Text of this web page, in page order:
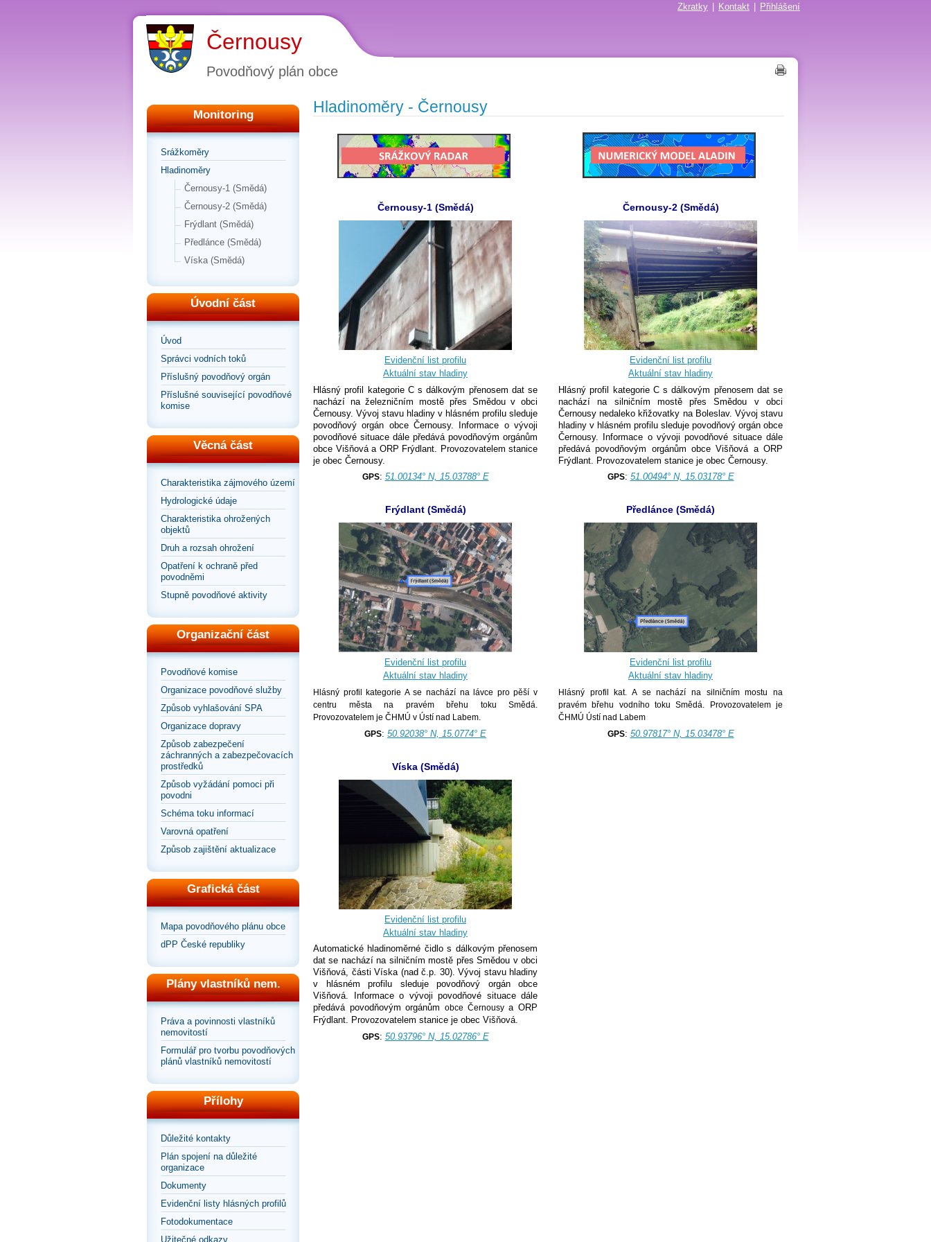
Zkratky Kontakt Přihlášení
Černousy
Povodňový plán obce
Monitoring
Srážkoměry
Hladinoměry
Černousy-1 (Smědá)
Černousy-2 (Smědá)
Frýdlant (Smědá)
Předlánce (Smědá)
Víska (Smědá)
Úvodní část
Úvod
Správci vodních toků
Příslušný povodňový orgán
Příslušné související povodňové
komise
Věcná část
Charakteristika zájmového území
Hydrologické údaje
Charakteristika ohrožených
objektů
Druh a rozsah ohrožení
Opatření k ochraně před
povodněmi
Stupně povodňové aktivity
Organizační část
Povodňové komise
Organizace povodňové služby
Způsob vyhlašování SPA
Organizace dopravy
Způsob zabezpečení
záchranných a zabezpečovacích
prostředků
Způsob vyžádání pomoci při
povodni
Schéma toku informací
Varovná opatření
Způsob zajištění aktualizace
Grafická část
Mapa povodňového plánu obce
dPP České republiky
Plány vlastníků nem.
Práva a povinnosti vlastníků
nemovitostí
Formulář pro tvorbu povodňových
plánů vlastníků nemovitostí
Přílohy
Důležité kontakty
Plán spojení na důležité
organizace
Dokumenty
Evidenční listy hlásných profilů
Fotodokumentace
Užitečné odkazy
Hladinoměry - Černousy
Černousy-1 (Smědá)
Evidenční list profilu
Aktuální stav hladiny
Hlásný profil kategorie C s dálkovým přenosem dat se
nachází na železničním mostě přes Smědou v obci
Černousy. Vývoj stavu hladiny v hlásném profilu sleduje
povodňový orgán obce Černousy. Informace o vývoji
povodňové situace dále předává povodňovým orgánům
obce Višňová a ORP Frýdlant. Provozovatelem stanice
je obec Černousy.
GPS: 51.00134° N, 15.03788° E
Černousy-2 (Smědá)
Evidenční list profilu
Aktuální stav hladiny
Hlásný profil kategorie C s dálkovým přenosem dat se
nachází na silničním mostě přes Smědou v obci
Černousy nedaleko křižovatky na Boleslav. Vývoj stavu
hladiny v hlásném profilu sleduje povodňový orgán obce
Černousy. Informace o vývoji povodňové situace dále
předává povodňovým orgánům obce Višňová a ORP
Frýdlant. Provozovatelem stanice je obec Černousy.
GPS: 51.00494° N, 15.03178° E
Frýdlant (Smědá)
Evidenční list profilu
Aktuální stav hladiny
Hlásný profil kategorie A se nachází na lávce pro pěší v
centru města na pravém břehu toku Smědá.
Provozovatelem je ČHMÚ v Ústí nad Labem.
GPS: 50.92038° N, 15.0774° E
Předlánce (Smědá)
Evidenční list profilu
Aktuální stav hladiny
Hlásný profil kat. A se nachází na silničním mostu na
pravém břehu vodního toku Smědá. Provozovatelem je
ČHMÚ Ústí nad Labem
GPS: 50.97817° N, 15.03478° E
Víska (Smědá)
Evidenční list profilu
Aktuální stav hladiny
Automatické hladinoměrné čidlo s dálkovým přenosem
dat se nachází na silničním mostě přes Smědou v obci
Višňová, části Víska (nad č.p. 30). Vývoj stavu hladiny
v hlásném profilu sleduje povodňový orgán obce
Višňová.
Informace o vývoji povodňové situace dále
předává povodňovým orgánům obce Černousy a ORP
Frýdlant. Provozovatelem stanice je obec Višňová.
GPS: 50.93796° N, 15.02786° E